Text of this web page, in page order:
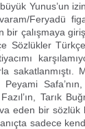
Yunus’un
Feryadü
bir çalışmaya
Sözlükler
sakatlanmıştı.
Tarık
eden bir sözlük
sadece